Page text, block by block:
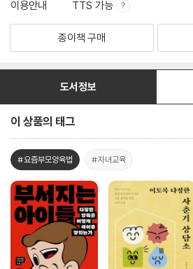
이용안내 TTS 가능
종이책 구매
도서정보
이 상품의 태그
#요즘부모양육법 #자녀교육